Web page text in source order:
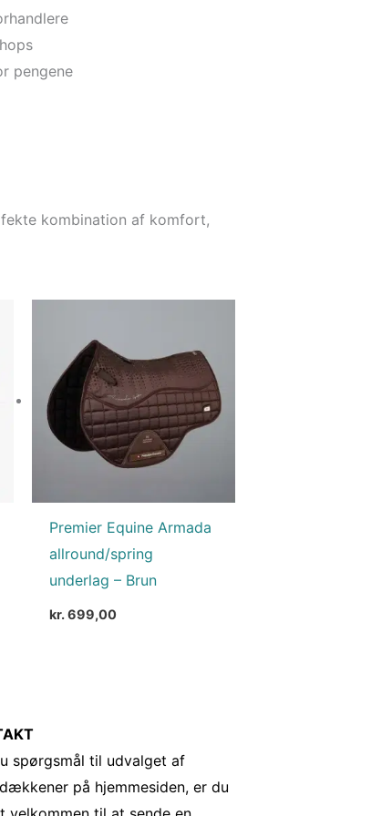
pengene
kombination af komfort,
Premier Equine Armada
allround/spring
underlag – Brun
kr.699,00
spørgsmål til udvalget af
på hjemmesiden, er du